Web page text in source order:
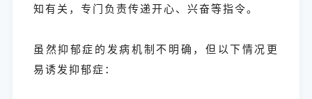
知有关，专门负责传递开心、兴奋等指令。
虽然抑郁症的发病机制不明确，但以下情况更
易诱发抑郁症：